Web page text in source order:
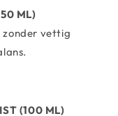
ML)
vettig
(100 ML)